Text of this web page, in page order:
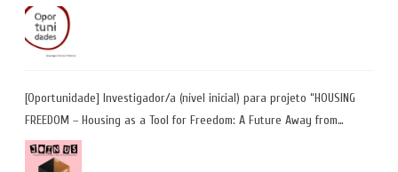
Coimbra | Candidaturas até 29 de maio 2026
[Oportunidade] Investigador/a (nível inicial) para projeto “HOUSING
FREEDOM – Housing as a Tool for Freedom: A Future Away from
Incarceration” | até 8 de maio